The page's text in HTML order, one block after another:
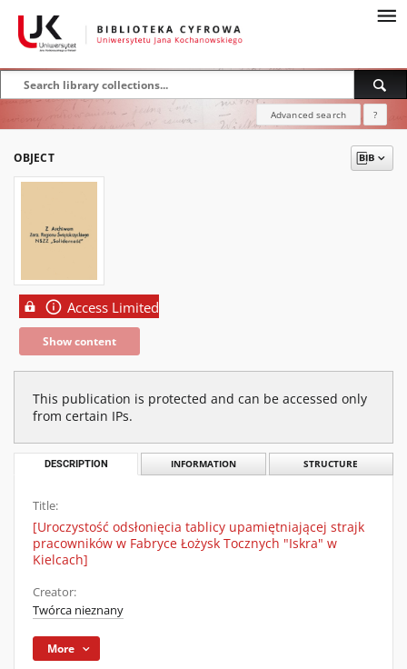
Advanced search ?
OBJECT
Access Limited
Show content
This publication is protected and can be accessed only
from certain IPs.
DESCRIPTION INFORMATION STRUCTURE
Title:
[Uroczystość odsłonięcia tablicy upamiętniającej strajk
pracowników w Fabryce Łożysk Tocznych "Iskra" w
Kielcach]
Creator:
Twórca nieznany
More